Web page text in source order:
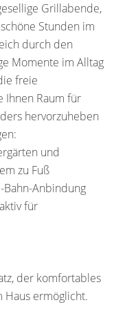
Grillabende,
Stunden im
durch den
Momente im Alltag
freie
Ihnen Raum für
hervorzuheben
und
zu Fuß
Anbindung
für
der komfortables
Haus ermöglicht.